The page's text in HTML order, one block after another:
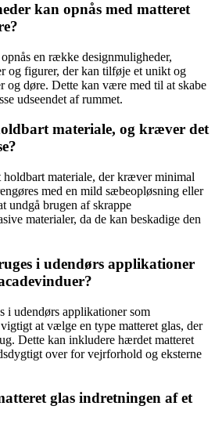
kan opnås med matteret
en række designmuligheder,
og figurer, der kan tilføje et unikt og
og døre. Dette kan være med til at skabe
udseendet af rummet.
materiale, og kræver det
holdbart materiale, der kræver minimal
med en mild sæbeopløsning eller
undgå brugen af skrappe
materialer, da de kan beskadige den
i udendørs applikationer
i udendørs applikationer som
at vælge en type matteret glas, der
Dette kan inkludere hærdet matteret
over for vejrforhold og eksterne
glas indretningen af et